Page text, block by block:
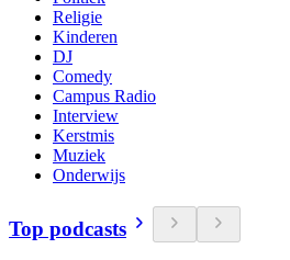
Religie
Kinderen
DJ
Comedy
Campus Radio
Interview
Kerstmis
Muziek
Onderwijs
Top podcasts